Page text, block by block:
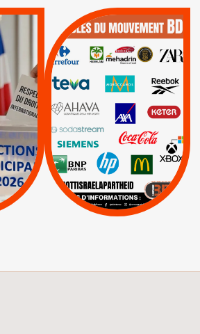
:
|
QUE BOYCOTTER ?
BOYCOTT /
AXA BNP | CAF |
Carrefour | HP |
Keter |
Livres et brochures |
Mehadrin | PUMA
Sodastream |
Visuels, tracts,
affiches,...